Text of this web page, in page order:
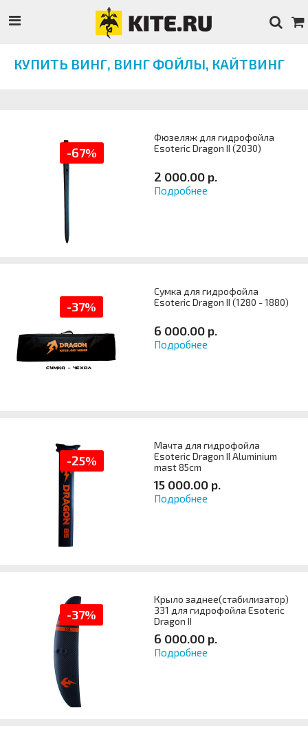
КУПИТЬ ВИНГ, ВИНГ ФОЙЛЫ, КАЙТВИНГ
Фюзеляж для гидрофойла
Esoteric Dragon II (2030)
2 000.00 р.
Подробнее
-67%
Сумка для гидрофойла
Esoteric Dragon II (1280 - 1880)
6 000.00 р.
Подробнее
-37%
Мачта для гидрофойла
Esoteric Dragon II Aluminium
mast 85cm
15 000.00 р.
Подробнее
-25%
Крыло заднее(стабилизатор)
331 для гидрофойла Esoteric
Dragon II
6 000.00 р.
Подробнее
-37%